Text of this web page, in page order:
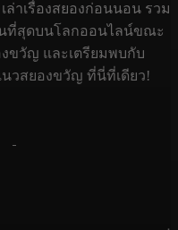
ล่าเรื่องสยองก่อนนอน รวม
ที่สุดบนโลกออนไลน์ขณะ
ขวัญ และเตรียมพบกับ
นวสยองขวัญ ที่นี่ที่เดียว!